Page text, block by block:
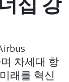
차세대 항
래를 혁신